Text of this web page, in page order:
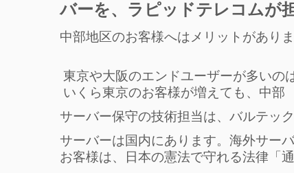
バーを、ラピッドテレコムが
中部地区のお客様へはメリットがありま
東京や大阪のエンドユーザーが多いの
いくら東京のお客様が増えても、中
サーバー保守の技術担当は、バルテッ
サーバーは国内にあります。海外サー
お客様は、日本の憲法で守れる法律「